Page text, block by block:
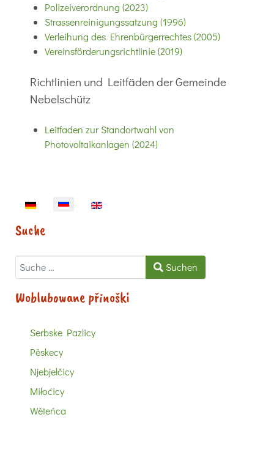
Polizeiverordnung (2023)
Strassenreinigungssatzung (1996)
Verleihung des Ehrenbürgerrechtes (2005)
Vereinsförderungsrichtlinie (2019)
Richtlinien und Leitfäden der Gemeinde
Nebelschütz
Leitfaden zur Standortwahl von
Photovoltaikanlagen (2024)
Sprache auswählen
Suche
Suchen Suchen
Woblubowane přinoški
Serbske Pazlicy
Pěskecy
Njebjelčicy
Miłoćicy
Wěteńca